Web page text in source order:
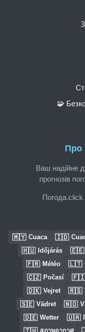
Про
Ваш надійне
прогнозів
Погода.click
🧩
🇲🇾 Cuaca 🇮🇩
🇭🇺 Időjárás 🇪🇪
🇫🇷 Météo 🇱🇹
🇨🇿 Počasí 🇫🇮
🇩🇰 Vejret 🇷🇸
🇸🇪 Vädret 🇳🇴
🇩🇪 Wetter 🇺🇦